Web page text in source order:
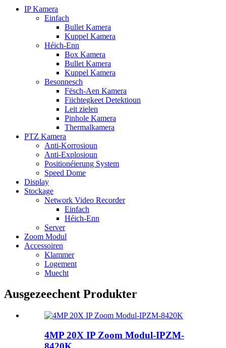
IP Kamera
Einfach
Bullet Kamera
Kuppel Kamera
Héich-Enn
Box Kamera
Bullet Kamera
Kuppel Kamera
Besonnesch
Fësch-Aen Kamera
Fiichtegkeet Detektioun
Leit zielen
Pinhole Kamera
Thermalkamera
PTZ Kamera
Anti-Korrosioun
Anti-Explosioun
Positionéierung System
Speed ​​Dome
Display
Stockage
Network Video Recorder
Einfach
Héich-Enn
Server
Zoom Modul
Accessoiren
Klammer
Logement
Muecht
Ausgezeechent Produkter
4MP 20X IP Zoom Modul-IPZM-